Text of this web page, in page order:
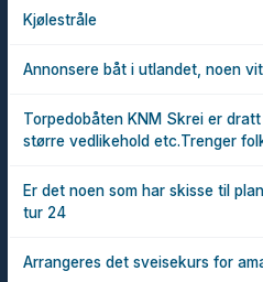
Kjølestråle
Annonsere båt i utlandet, noen
Torpedobåten KNM Skrei er
større vedlikehold etc.Trenger
Er det noen som har skisse til
tur 24
Arrangeres det sveisekurs for